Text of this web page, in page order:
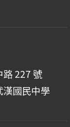
227 號
國民中學